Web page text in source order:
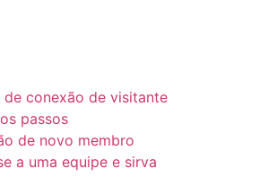
de conexão de visitante
passos
de novo membro
a uma equipe e sirva